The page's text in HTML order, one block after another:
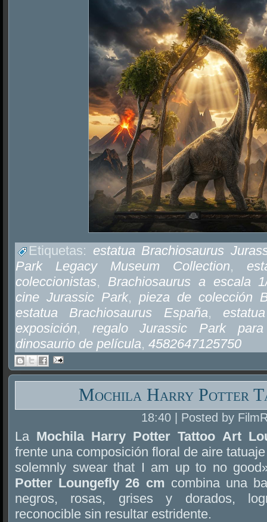
Etiquetas: estatua Brachiosaurus
Park Legacy Museum Collection,
coleccionistas, Brachiosaurus a escala
cine Jurassic Park, pieza de colección
estatua Brachiosaurus España,
exposición, regalo Jurassic Park para
dinosaurio de película, 4582647125750
Mochila Harry Potter
18:40 | Posted by
La Mochila Harry Potter Tattoo Art
frente una composición floral de aire
solemnly swear that I am up to no
Potter Loungefly 26 cm combina una
negros, rosas, grises y dorados,
reconocible sin resultar estridente.